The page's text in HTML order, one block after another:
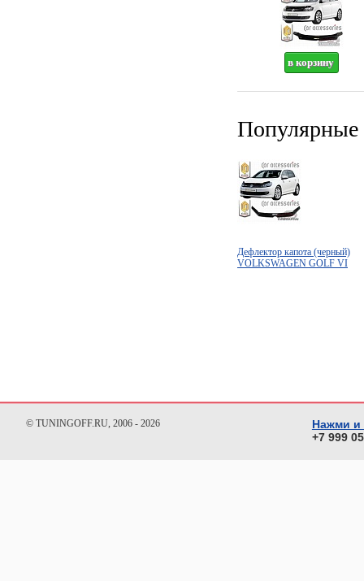
Популярные
Дефлектор капота (черный)
VOLKSWAGEN GOLF VI
© TUNINGOFF.RU, 2006 - 2026
Нажми и
+7 999